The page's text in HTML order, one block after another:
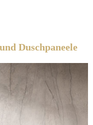
Duschpaneele